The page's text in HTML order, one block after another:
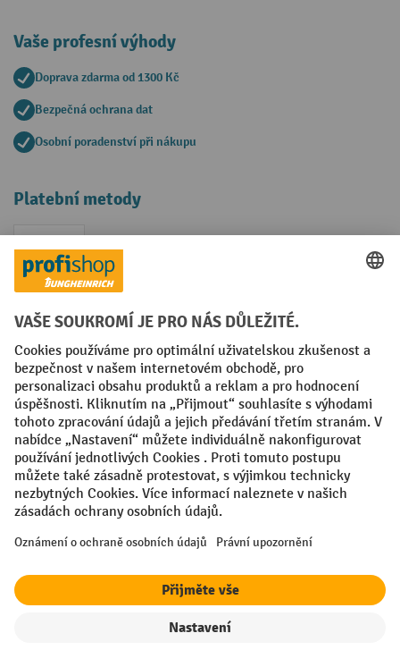
Vaše profesní výhody
Doprava zdarma od 1300 Kč
Bezpečná ochrana dat
Osobní poradenství při nákupu
Platební metody
Faktura
Sociální sítě
Facebook
YouTubeLinkedIn
VODP Otisk
Prohlášení o ochraně osobních údajů
Nastavení ochrany osobních údajů
All prices excl. VAT plusshipping costsand possible delivery charges,
¹ Sleva platí do vyprodání zásob. Sleva se nevztahuje na akční ceny.